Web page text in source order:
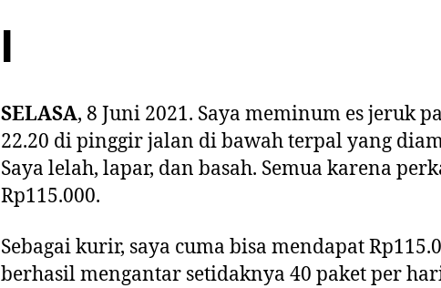
I
SELASA, 8 Juni 2021. Saya meminum es jeruk
22.20 di pinggir jalan di bawah terpal yang
Saya lelah, lapar, dan basah. Semua karena
Rp115.000.
Sebagai kurir, saya cuma bisa mendapat
berhasil mengantar setidaknya 40 paket per